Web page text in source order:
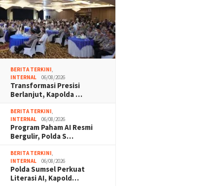
BERITA TERKINI
INTERNAL
06/08/2026
Transformasi Presisi
Berlanjut, Kapolda …
BERITA TERKINI
INTERNAL
06/08/2026
Program Paham AI Resmi
Bergulir, Polda S…
BERITA TERKINI
INTERNAL
06/08/2026
Polda Sumsel Perkuat
Literasi AI, Kapold…